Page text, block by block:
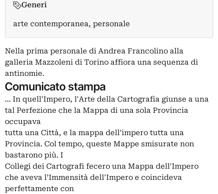
Generi
arte contemporanea, personale
Nella prima personale di Andrea Francolino alla
galleria Mazzoleni di Torino affiora una sequenza di
antinomie.
Comunicato stampa
... In quell'Impero, l'Arte della Cartografia giunse a una
tal Perfezione che la Mappa di una sola Provincia
occupava
tutta una Città, e la mappa dell'impero tutta una
Provincia. Col tempo, queste Mappe smisurate non
bastarono più. I
Collegi dei Cartografi fecero una Mappa dell'Impero
che aveva l’Immensità dell'Impero e coincideva
perfettamente con